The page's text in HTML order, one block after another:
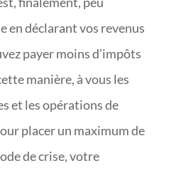
en déclarant vos revenus
payer moins d’impôts
manière, à vous les
et les opérations de
placer un maximum de
de crise, votre